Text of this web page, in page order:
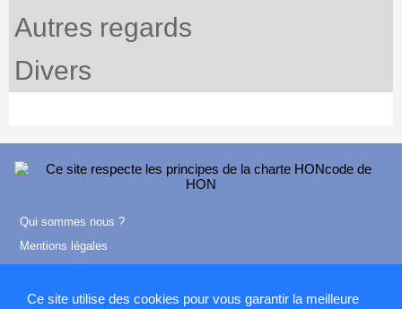
Ce site utilise des cookies pour vous garantir la meilleure
Autres regards
Divers
Qui sommes nous ?
Mentions légales